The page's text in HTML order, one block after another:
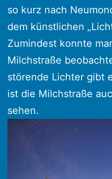
so kurz nach
dem künstlichen
Zumindest konnte
Milchstraße
störende Lichter gibt
ist die Milchstraße
sehen.